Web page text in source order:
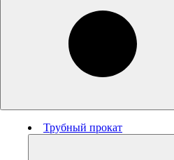
Трубный прокат